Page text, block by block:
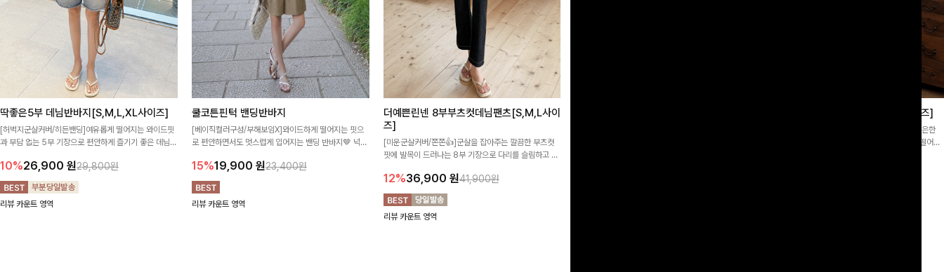
딱좋은5부 데님반바지[S,M,L,XL사이즈]
[허벅지군살커버/히든밴딩]여유롭게 떨어지는 와이드핏
과 부담 없는 5부 기장으로 편안하게 즐기기 좋은 데님
디한 무드로 연출
10%26,900 원29,800원
리뷰 카운트 영역
쿨코튼핀턱 밴딩반바지
[베이직컬러구성/부해보임X]와이드하게 떨어지는 핏으
로 편안하면서도 멋스럽게 입어지는 밴딩 반바지🤎 넉넉
높게 즐겨지는 아이템!
15%19,900 원23,400원
리뷰 카운트 영역
더예쁜린넨 8부부츠컷데님팬츠[S,M,L사이
즈]
[미운군살커버/쫀쫀👍]군살을 잡아주는 깔끔한 부츠컷
핏에 발목이 드러나는 8부 기장으로 다리를 슬림하고 길
요~!
12%36,900 원41,900원
리뷰 카운트 영역
쿨링버튼 8부와이드팬츠[FREE,L사이즈]
[바스락소재💙/8부기장]사이드 버튼 디테일이 은은한
포인트가 되어주는 와이드 팬츠입니다. 여유롭게 떨어지